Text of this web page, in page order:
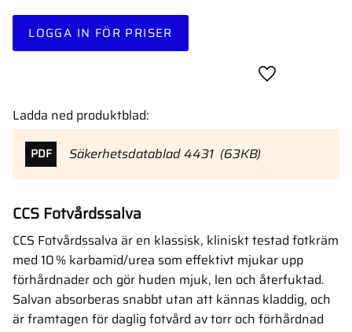
LOGGA IN FÖR PRISER
Lägg till i
Ladda ned produktblad:
PDF Säkerhetsdatablad 4431 63KB
CCS Fotvårdssalva
CCS Fotvårdssalva är en klassisk, kliniskt testad fotkräm
med 10 % karbamid/urea som effektivt mjukar upp
förhårdnader och gör huden mjuk, len och återfuktad.
Salvan absorberas snabbt utan att kännas kladdig, och
är framtagen för daglig fotvård av torr och förhårdnad